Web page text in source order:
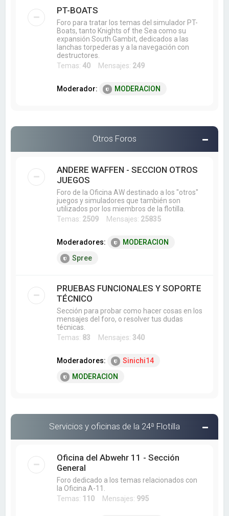
PT-BOATS
Foro para tratar los temas del simulador PT-
Boats, tanto Knights of the Sea como su
expansión South Gambit, dedicados a las
lanchas torpederas y a la navegación con
destructores.
Temas:40 Mensajes: 249
Moderador: MODERACION
Otros Foros
ANDERE WAFFEN - SECCION OTROS
JUEGOS
Foro de la Oficina AW destinado a los "otros"
juegos y simuladores que también son
utilizados por los miembros de la flotilla.
Temas: 2509 Mensajes: 25835
Moderadores:
MODERACION
Spree
PRUEBAS FUNCIONALES Y SOPORTE
TÉCNICO
Sección para probar como hacer cosas en los
mensajes del foro, o resolver tus dudas
técnicas.
Temas: 83 Mensajes: 340
Moderadores:
Sinichi14
MODERACION
Servicios y oficinas de la 24ª Flotilla
Oficina del Abwehr 11 - Sección
General
Foro dedicado a los temas relacionados con
la Oficina A-11.
Temas: 110 Mensajes: 995